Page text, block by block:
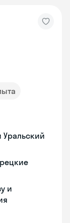
Уральский
и